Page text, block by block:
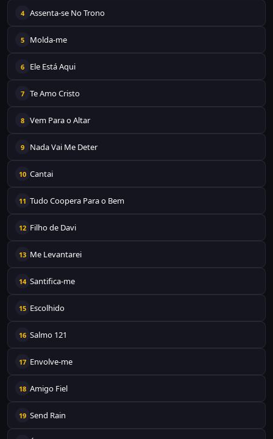
4 Assenta-se No Trono
5 Molda-me
6 Ele Está Aqui
7 Te Amo Cristo
8 Vem Para o Altar
9 Nada Vai Me Deter
10 Cantai
11 Tudo Coopera Para o Bem
12 Filho de Davi
13 Me Levantarei
14 Santifica-me
15 Escolhido
16 Salmo 121
17 Envolve-me
18 Amigo Fiel
19 Send Rain